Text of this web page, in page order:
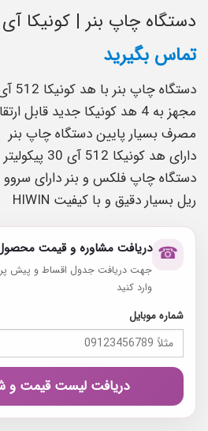
دستگاه چاپ بنر | کونیکا آی 512 مدل i7
تماس بگیرید
دستگاه چاپ بنر با هد کونیکا 512 آی
مجهز به 4 هد کونیکا جدید قابل ارتقا به 8 هد
مصرف بسیار پایین دستگاه چاپ بنر
دارای هد کونیکا 512 آی 30 پیکولیتر
دستگاه چاپ فلکس و بنر دارای سروو
ریل بسیار دقیق و با کیفیت HIWIN
☎ دریافت مشاوره و قیمت
جهت دریافت جدول اقساط و پیش
وارد کنید
شماره موبایل
دریافت لیست قیمت و